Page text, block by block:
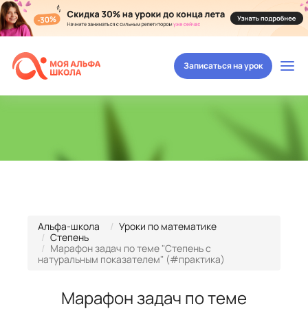
Записаться на урок
Альфа-школа
Уроки по математике
Степень
Марафон задач по теме "Степень с
натуральным показателем" (#практика)
Марафон задач по теме